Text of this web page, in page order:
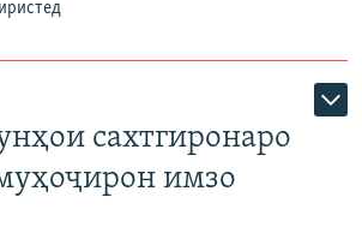
сахтгиронаро
имзо